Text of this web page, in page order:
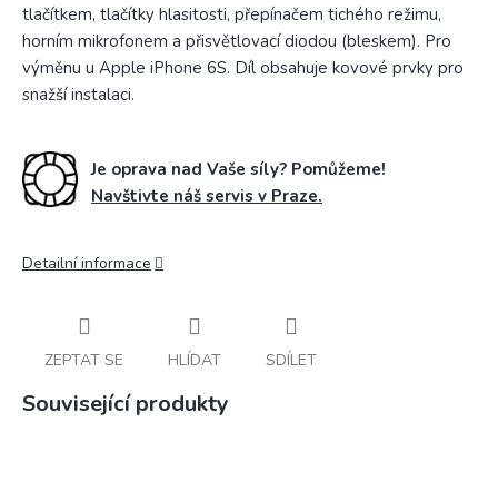
tlačítkem, tlačítky hlasitosti, přepínačem tichého režimu,
horním mikrofonem a přisvětlovací diodou (bleskem). Pro
výměnu u Apple iPhone 6S. Díl obsahuje kovové prvky pro
snažší instalaci.
Je oprava nad Vaše síly? Pomůžeme!
Navštivte náš servis v Praze.
Detailní informace
ZEPTAT SE HLÍDAT SDÍLET
Související produkty